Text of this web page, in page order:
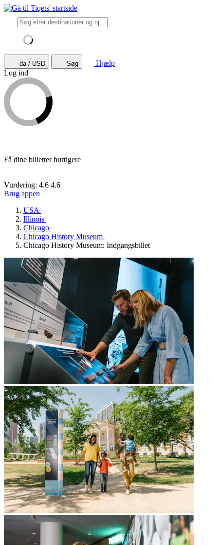
da / USD Søg
Hjælp
Log ind
Få dine billetter hurtigere
Vurdering: 4.6 4.6
Brug appen
USA
Illinois
Chicago
Chicago History Museum
Chicago History Museum: Indgangsbillet